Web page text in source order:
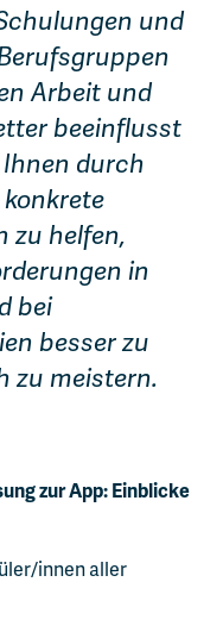
und
Arbeit und
beeinflusst
durch
zu helfen,
in
bei
besser zu
zu meistern.
zur App: Einblicke
innen aller